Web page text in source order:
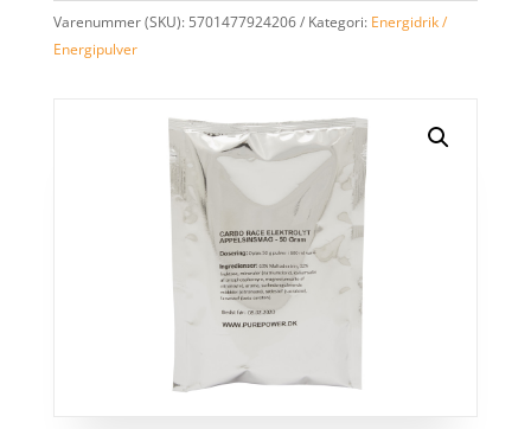
Varenummer (SKU): 5701477924206 Kategori: Energidrik /
Energipulver